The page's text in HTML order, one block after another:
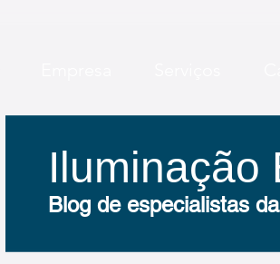
Iluminação
Blog de especialistas
Iluminação
Blog de especialistas